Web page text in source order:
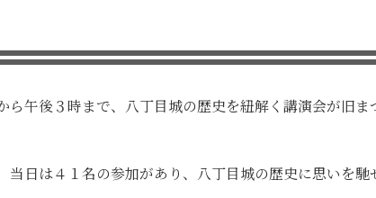
午後３時まで、八丁目城の歴史を紐解く講演会が旧ま
日は４１名の参加があり、八丁目城の歴史に思いを馳